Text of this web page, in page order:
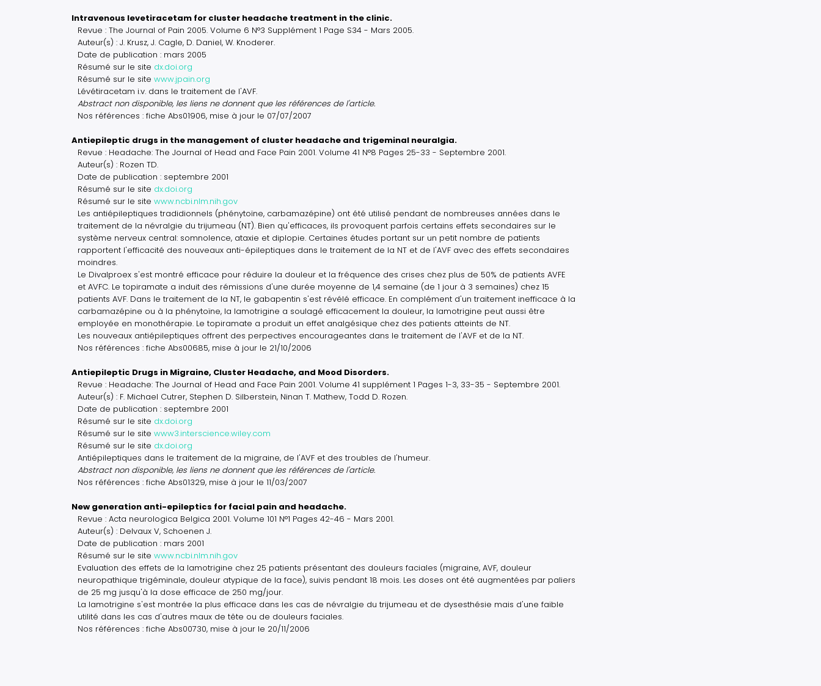
Intravenous levetiracetam for cluster headache treatment in the clinic.
Revue : The Journal of Pain 2005. Volume 6 N°3 Supplément 1 Page S34 - Mars 2005.
Auteur(s) : J. Krusz, J. Cagle, D. Daniel, W. Knoderer.
Date de publication : mars 2005
Résumé sur le site dx.doi.org
Résumé sur le site www.jpain.org
Lévétiracetam i.v. dans le traitement de l'AVF.
Abstract non disponible, les liens ne donnent que les références de l'article.
Nos références : fiche Abs01906, mise à jour le 07/07/2007
Antiepileptic drugs in the management of cluster headache and trigeminal neuralgia.
Revue : Headache: The Journal of Head and Face Pain 2001. Volume 41 N°8 Pages 25-33 - Septembre 2001.
Auteur(s) : Rozen TD.
Date de publication : septembre 2001
Résumé sur le site dx.doi.org
Résumé sur le site www.ncbi.nlm.nih.gov
Les antiépileptiques tradidionnels (phénytoïne, carbamazépine) ont été utilisé pendant de nombreuses années dans le
traitement de la névralgie du trijumeau (NT). Bien qu'efficaces, ils provoquent parfois certains effets secondaires sur le
système nerveux central: somnolence, ataxie et diplopie. Certaines études portant sur un petit nombre de patients
rapportent l'efficacité des nouveaux anti-épileptiques dans le traitement de la NT et de l'AVF avec des effets secondaires
moindres.
Le Divalproex s'est montré efficace pour réduire la douleur et la fréquence des crises chez plus de 50% de patients AVFE
et AVFC. Le topiramate a induit des rémissions d'une durée moyenne de 1,4 semaine (de 1 jour à 3 semaines) chez 15
patients AVF. Dans le traitement de la NT, le gabapentin s'est révélé efficace. En complément d'un traitement inefficace à la
carbamazépine ou à la phénytoïne, la lamotrigine a soulagé efficacement la douleur, la lamotrigine peut aussi être
employée en monothérapie. Le topiramate a produit un effet analgésique chez des patients atteints de NT.
Les nouveaux antiépileptiques offrent des perpectives encourageantes dans le traitement de l'AVF et de la NT.
Nos références : fiche Abs00685, mise à jour le 21/10/2006
Antiepileptic Drugs in Migraine, Cluster Headache, and Mood Disorders.
Revue : Headache: The Journal of Head and Face Pain 2001. Volume 41 supplément 1 Pages 1-3, 33-35 - Septembre 2001.
Auteur(s) : F. Michael Cutrer, Stephen D. Silberstein, Ninan T. Mathew, Todd D. Rozen.
Date de publication : septembre 2001
Résumé sur le site dx.doi.org
Résumé sur le site www3.interscience.wiley.com
Résumé sur le site dx.doi.org
Antiépileptiques dans le traitement de la migraine, de l'AVF et des troubles de l'humeur.
Abstract non disponible, les liens ne donnent que les références de l'article.
Nos références : fiche Abs01329, mise à jour le 11/03/2007
New generation anti-epileptics for facial pain and headache.
Revue : Acta neurologica Belgica 2001. Volume 101 N°1 Pages 42-46 - Mars 2001.
Auteur(s) : Delvaux V, Schoenen J.
Date de publication : mars 2001
Résumé sur le site www.ncbi.nlm.nih.gov
Evaluation des effets de la lamotrigine chez 25 patients présentant des douleurs faciales (migraine, AVF, douleur
neuropathique trigéminale, douleur atypique de la face), suivis pendant 18 mois. Les doses ont été augmentées par paliers
de 25 mg jusqu'à la dose efficace de 250 mg/jour.
La lamotrigine s'est montrée la plus efficace dans les cas de névralgie du trijumeau et de dysesthésie mais d'une faible
utilité dans les cas d'autres maux de tête ou de douleurs faciales.
Nos références : fiche Abs00730, mise à jour le 20/11/2006